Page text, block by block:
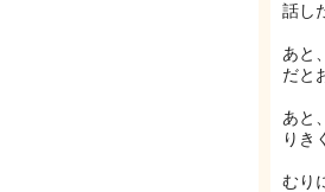
話し
あと
だと
あと
りき
むり